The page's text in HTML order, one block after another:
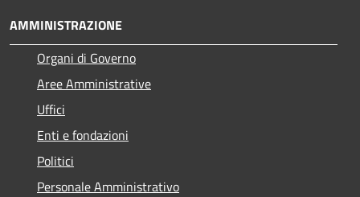
AMMINISTRAZIONE
Organi di Governo
Aree Amministrative
Uffici
Enti e fondazioni
Politici
Personale Amministrativo